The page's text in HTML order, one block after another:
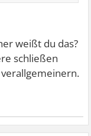
so ,
Kindern
auch wenn
eben nicht
Männer die
weißt du das?
schließen